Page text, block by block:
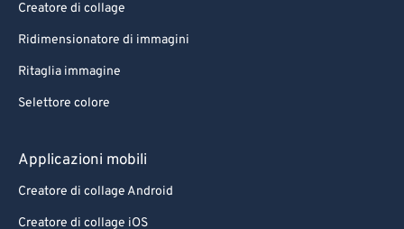
Creatore di collage
Ridimensionatore di immagini
Ritaglia immagine
Selettore colore
Applicazioni mobili
Creatore di collage Android
Creatore di collage iOS